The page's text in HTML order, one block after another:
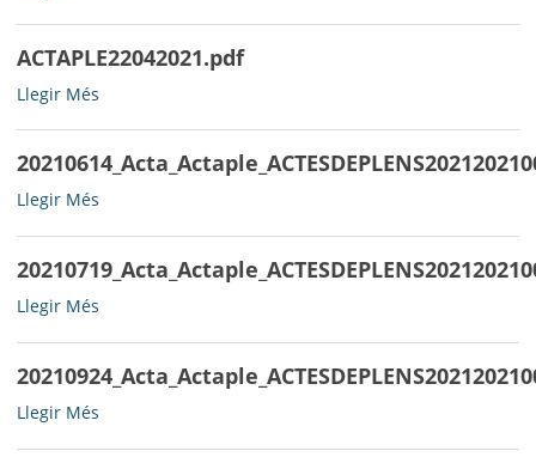
ACTAPLE22042021.pdf
ACTAPLE22042021.pdf
Llegir Més
Llegir Més
Llegir Més
Llegir Més